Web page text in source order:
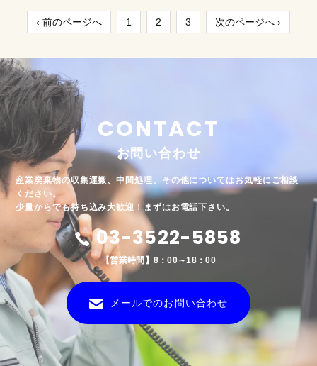
‹ 前のページへ 1 2 3 次のページへ ›
CONTACT
お問い合わせ
産業廃棄物の収集運搬、中間処理、その他についてはお気軽にご相談
ください。
少量からでも持ち込み大歓迎！まずはお電話下さい。
03-3522-5858
【営業時間】8：00～18：00
メールでのお問い合わせ